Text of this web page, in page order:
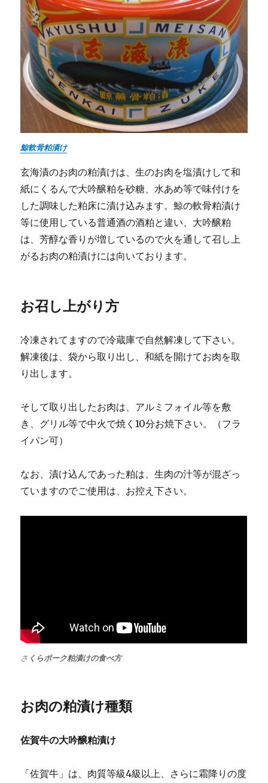
鯨軟骨粕漬け
玄海漬のお肉の粕漬けは、生のお肉を塩漬けして和
紙にくるんで大吟醸粕を砂糖、水あめ等で味付けを
した調味した粕床に漬け込みます。鯨の軟骨粕漬け
等に使用している普通酒の酒粕と違い、大吟醸粕
は、芳醇な香りが増しているので火を通して召し上
がるお肉の粕漬けには向いております。
お召し上がり方
冷凍されてますので冷蔵庫で自然解凍して下さい。
解凍後は、袋から取り出し、和紙を開けてお肉を取
り出します。
そして取り出したお肉は、アルミフォイル等を敷
き、グリル等で中火で焼く10分お焼下さい。（フラ
イパン可）
なお、漬け込んであった粕は、生肉の汁等が混ざっ
ていますのでご使用は、お控え下さい。
さ くらポーク粕漬けの食べ方
お肉の粕漬け種類
佐賀牛の大吟醸粕漬け
「佐賀牛」は、肉質等級4級以上、さらに霜降りの度